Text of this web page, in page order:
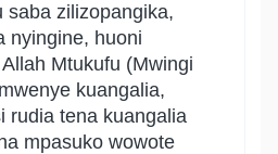
saba zilizopangika,
nyingine, huoni
Mtukufu (Mwingi
kuangalia,
rudia tena kuangalia
mpasuko wowote